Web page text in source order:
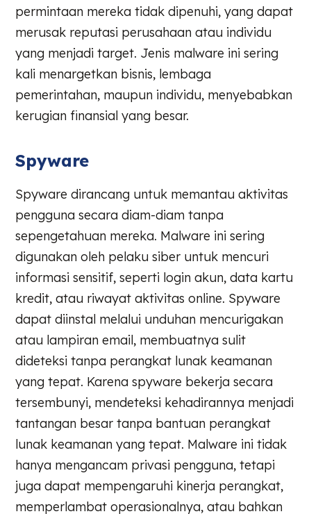
permintaan mereka tidak dipenuhi, yang dapat
merusak reputasi perusahaan atau individu
yang menjadi target. Jenis malware ini sering
kali menargetkan bisnis, lembaga
pemerintahan, maupun individu, menyebabkan
kerugian finansial yang besar.
Spyware
Spyware dirancang untuk memantau aktivitas
pengguna secara diam-diam tanpa
sepengetahuan mereka. Malware ini sering
digunakan oleh pelaku siber untuk mencuri
informasi sensitif, seperti login akun, data kartu
kredit, atau riwayat aktivitas online. Spyware
dapat diinstal melalui unduhan mencurigakan
atau lampiran email, membuatnya sulit
dideteksi tanpa perangkat lunak keamanan
yang tepat. Karena spyware bekerja secara
tersembunyi, mendeteksi kehadirannya menjadi
tantangan besar tanpa bantuan perangkat
lunak keamanan yang tepat. Malware ini tidak
hanya mengancam privasi pengguna, tetapi
juga dapat mempengaruhi kinerja perangkat,
memperlambat operasionalnya, atau bahkan